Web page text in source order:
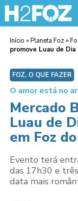
Início »Planeta Foz »
promove Luau de
FOZ, O QUE FAZER
O amor está no ar
Mercado
Luau de
em Foz
Evento terá
das 17h30 e
data mais